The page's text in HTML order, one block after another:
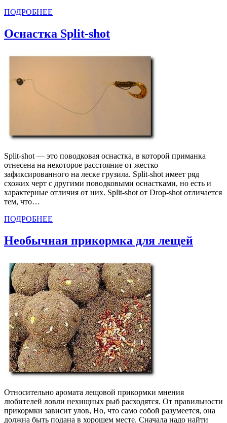
ПОДРОБНЕЕ
Оснастка Split-shot
Split-shot — это поводковая оснастка, в которой приманка
отнесена на некоторое расстояние от жестко
зафиксированного на леске грузила. Split-shot имеет ряд
схожих черт с другими поводковыми оснастками, но есть и
характерные отличия от них. Split-shot от Drop-shot отличается
тем, что…
ПОДРОБНЕЕ
Необычная прикормка для лещей
Относительно аромата лещовой прикормки мнения
любителей ловли нехищных рыб расходятся. От правильности
прикормки зависит улов, Но, что само собой разумеется, она
должна быть подана в хорошем месте. Сначала надо найти